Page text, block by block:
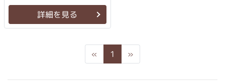
詳細を見る
« Previous
1 »Next